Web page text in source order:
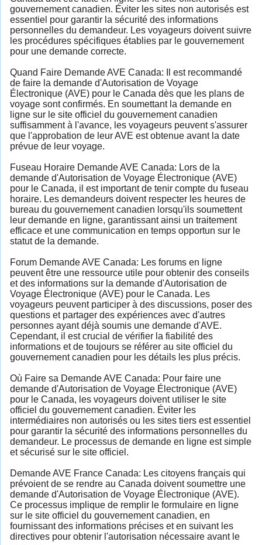
gouvernement canadien. Éviter les sites non autorisés est
essentiel pour garantir la sécurité des informations
personnelles du demandeur. Les voyageurs doivent suivre
les procédures spécifiques établies par le gouvernement
pour une demande correcte.
Quand Faire Demande AVE Canada: Il est recommandé
de faire la demande d'Autorisation de Voyage
Électronique (AVE) pour le Canada dès que les plans de
voyage sont confirmés. En soumettant la demande en
ligne sur le site officiel du gouvernement canadien
suffisamment à l'avance, les voyageurs peuvent s'assurer
que l'approbation de leur AVE est obtenue avant la date
prévue de leur voyage.
Fuseau Horaire Demande AVE Canada: Lors de la
demande d'Autorisation de Voyage Électronique (AVE)
pour le Canada, il est important de tenir compte du fuseau
horaire. Les demandeurs doivent respecter les heures de
bureau du gouvernement canadien lorsqu'ils soumettent
leur demande en ligne, garantissant ainsi un traitement
efficace et une communication en temps opportun sur le
statut de la demande.
Forum Demande AVE Canada: Les forums en ligne
peuvent être une ressource utile pour obtenir des conseils
et des informations sur la demande d'Autorisation de
Voyage Électronique (AVE) pour le Canada. Les
voyageurs peuvent participer à des discussions, poser des
questions et partager des expériences avec d'autres
personnes ayant déjà soumis une demande d'AVE.
Cependant, il est crucial de vérifier la fiabilité des
informations et de toujours se référer au site officiel du
gouvernement canadien pour les détails les plus précis.
Où Faire sa Demande AVE Canada: Pour faire une
demande d'Autorisation de Voyage Électronique (AVE)
pour le Canada, les voyageurs doivent utiliser le site
officiel du gouvernement canadien. Éviter les
intermédiaires non autorisés ou les sites tiers est essentiel
pour garantir la sécurité des informations personnelles du
demandeur. Le processus de demande en ligne est simple
et sécurisé sur le site officiel.
Demande AVE France Canada: Les citoyens français qui
prévoient de se rendre au Canada doivent soumettre une
demande d'Autorisation de Voyage Électronique (AVE).
Ce processus implique de remplir le formulaire en ligne
sur le site officiel du gouvernement canadien, en
fournissant des informations précises et en suivant les
directives pour obtenir l'autorisation nécessaire avant le